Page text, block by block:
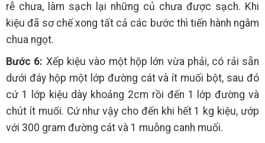
rễ chưa, làm sạch lại những củ chưa được sạch. Khi
kiệu đã sơ chế xong tất cả các bước thì tiến hành ngâm
chua ngọt.
Bước 6: Xếp kiệu vào một hộp lớn vừa phải, có rải sẵn
dưới đáy hộp một lớp đường cát và ít muối bột, sau đó
cứ 1 lớp kiệu dày khoảng 2cm rồi đến 1 lớp đường và
chút ít muối. Cứ như vậy cho đến khi hết 1 kg kiệu, ướp
với 300 gram đường cát và 1 muỗng canh muối.